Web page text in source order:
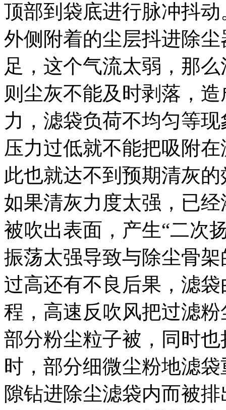
顶部到袋底进行脉冲抖
外侧附着的尘层抖进除
足，这个气流太弱，那
则尘灰不能及时剥落，
力，滤袋负荷不均匀等
压力过低就不能把吸附
此也就达不到预期清灰
如果清灰力度太强，已
被吹出表面，产生“二次
振荡太强导致与除尘骨
过高还有不良后果，滤
程，高速反吹风把过滤
部分粉尘粒子被，同时
时，部分细微尘粉地滤
隙钻进除尘滤袋内而被